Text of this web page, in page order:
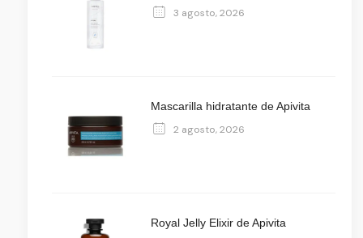
3 agosto, 2026
Mascarilla hidratante de Apivita
2 agosto, 2026
Royal Jelly Elixir de Apivita